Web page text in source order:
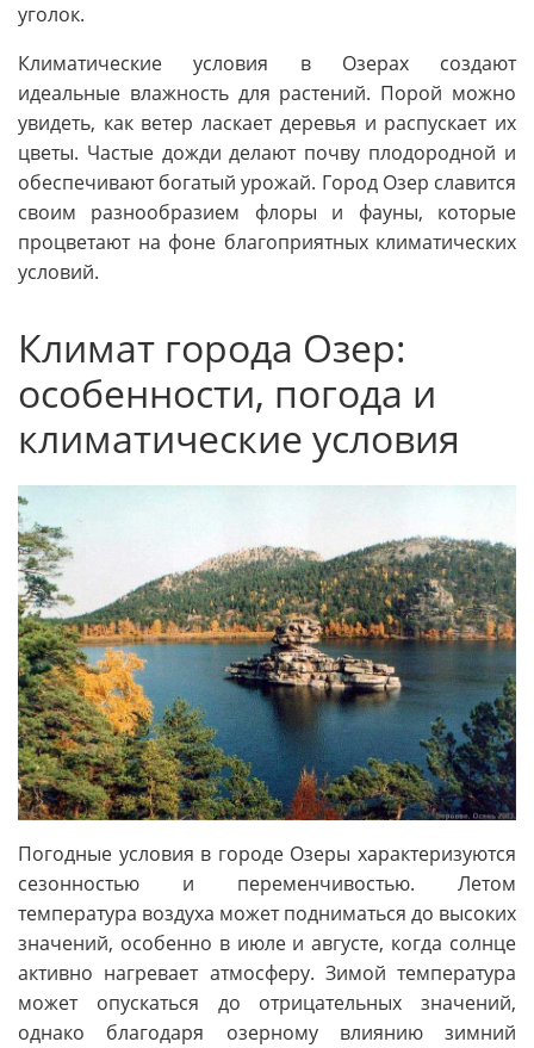
уголок.
Климатические условия в Озерах создают
идеальные влажность для растений. Порой можно
увидеть, как ветер ласкает деревья и распускает их
цветы. Частые дожди делают почву плодородной и
обеспечивают богатый урожай. Город Озер славится
своим разнообразием флоры и фауны, которые
процветают на фоне благоприятных климатических
условий.
Климат города Озер:
особенности, погода и
климатические условия
Погодные условия в городе Озеры характеризуются
сезонностью и переменчивостью. Летом
температура воздуха может подниматься до высоких
значений, особенно в июле и августе, когда солнце
активно нагревает атмосферу. Зимой температура
может опускаться до отрицательных значений,
однако благодаря озерному влиянию зимний